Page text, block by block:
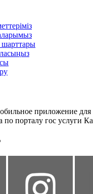
приложение для
по порталу гос услуги